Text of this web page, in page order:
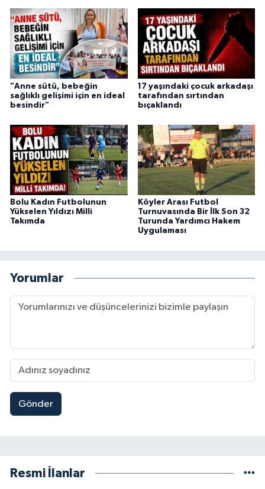
"Anne sütü, bebeğin
sağlıklı gelişimi için en ideal
besindir"
17 yaşındaki çocuk arkadaşı
tarafından sırtından
bıçaklandı
Bolu Kadın Futbolunun
Yükselen Yıldızı Milli
Takımda
Köyler Arası Futbol
Turnuvasında Bir İlk Son 32
Turunda Yardımcı Hakem
Uygulaması
Yorumlar
Gönder
Resmi İlanlar